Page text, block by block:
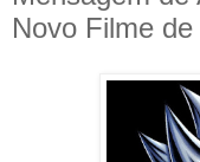
Novo Filme